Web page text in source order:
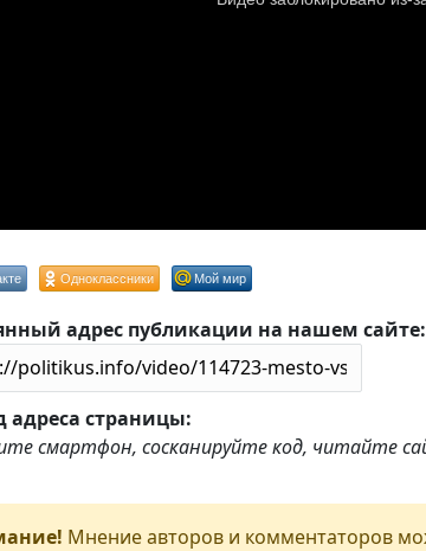
Одноклассники Мой мир
адрес публикации на нашем сайте:
адреса страницы:
смартфон, сосканируйте код, читайте
Мнение авторов и комментаторов